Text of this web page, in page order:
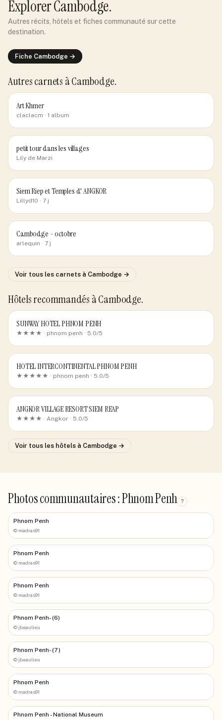
ExplorerCambodge.
Autres récits, hôtels et fiches communauté sur cette
destination.
Fiche Cambodge →
Autres carnets à Cambodge.
Art Khmer
claclacm · 1 album
petit tour dans les villages
Lily de Marzi
Siem Riep et Temples d' ANGKOR
Lillyd10 · 7 j
Cambodge - octobre
arlequin · 7 j
Voir tous les carnets à Cambodge →
Hôtels recommandés à Cambodge.
SUNWAY HOTEL PHNOM PENH
★★★★ · phnom penh · 5.0/5
HOTEL INTERCONTINENTAL PHNOM PENH
★★★★★ · phnom penh · 5.0/5
ANGKOR VILLAGE RESORT SIEM REAP
★★★★ · Angkor · 5.0/5
Voir tous les hôtels à Cambodge →
Photos communautaires : Phnom Penh ?
Phnom Penh
© madras91
Phnom Penh
© madras91
Phnom Penh
© madras91
Phnom Penh- (6)
© jbeaulieu
Phnom Penh- (7)
© jbeaulieu
Phnom Penh
© madras91
Phnom Penh - National Museum